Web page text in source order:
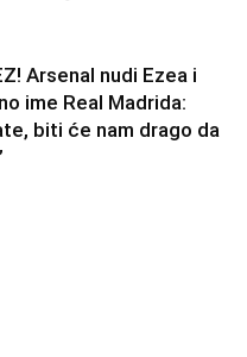
Arsenal nudi Ezea i
ime Real Madrida:
biti će nam drago da